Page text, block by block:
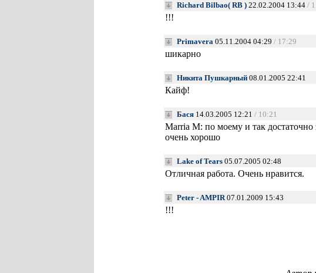
Richard Bilbao( RB )22.02.2004 13:44 /
!!!
Primavera05.11.2004 04:29 / 17:29
шикарно
Никита Пушкарный08.01.2005 22:41
Кайф!
Бася14.03.2005 12:21 / 10:21
Marria M: по моему и так достаточно
очень хорошо
Lake of Tears05.07.2005 02:48
Отличная работа. Очень нравится.
Peter - AMPIR07.01.2009 15:43
!!!